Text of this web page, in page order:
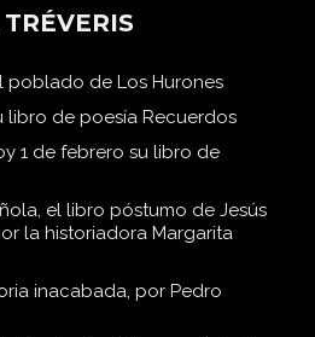
poblado de Los Hurones
libro de poesía Recuerdos
1 de febrero su libro de
el libro póstumo de Jesús
la historiadora Margarita
inacabada, por Pedro